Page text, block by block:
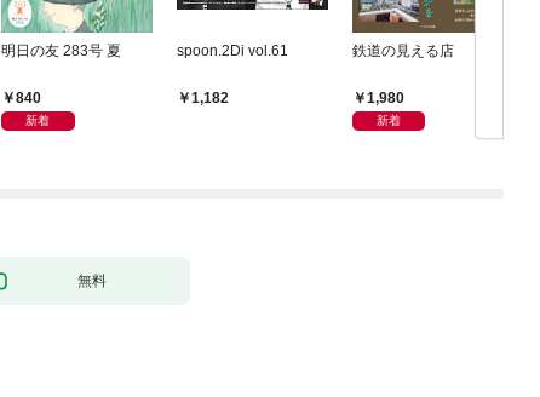
明日の友 283号 夏
840
新着
spoon.2Di vol.61
1,182
鉄道の見える店
1,980
新着
無料